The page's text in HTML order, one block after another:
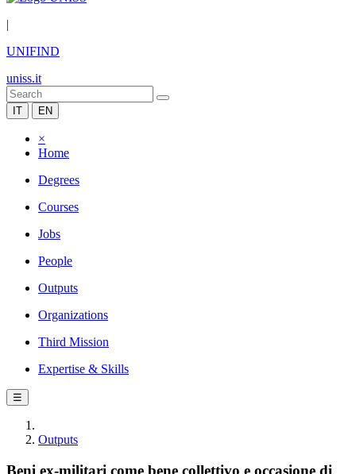
|
UNIFIND
uniss.it
IT EN
×
Home
Degrees
Courses
Jobs
People
Outputs
Organizations
Third Mission
Expertise & Skills
☰
Outputs
Beni ex-militari come bene collettivo e occasione di